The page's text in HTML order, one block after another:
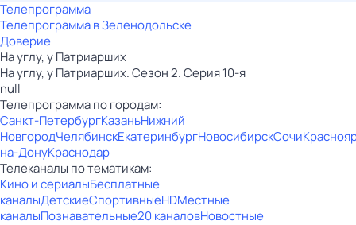
Телепрограмма
Телепрограмма в Зеленодольске
Доверие
На углу, у Патриарших
На углу, у Патриарших. Сезон 2. Серия 10-я
null
Телепрограмма по городам:
Санкт-ПетербургКазаньНижний
НовгородЧелябинскЕкатеринбургНовосибирскСочи
на-ДонуКраснодар
Телеканалы по тематикам:
Кино и сериалыБесплатные
каналыДетскиеСпортивныеHDМестные
каналыПознавательные20 каналовНовостные